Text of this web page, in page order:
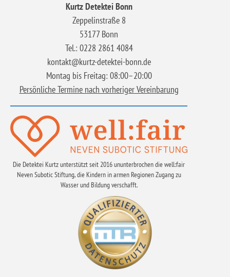
Kurtz Detektei Bonn
Zeppelinstraße 8
53177 Bonn
Tel.: 0228 2861 4084
kontakt@kurtz-detektei-bonn.de
Montag bis Freitag: 08:00–20:00
Persönliche Termine nach vorheriger Vereinbarung
Die Detektei Kurtz unterstützt seit 2016 ununterbrochen die well:fair
Neven Subotic Stiftung, die Kindern in armen Regionen Zugang zu
Wasser und Bildung verschafft.